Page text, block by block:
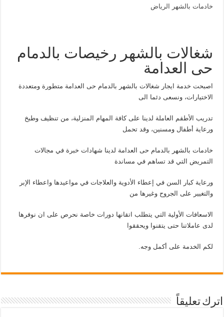
خادمات بالشهر الرياض
شغالات بالشهر رخيصات بالدمام
حى العدامة
اصبحت خدمة ايجار شغالات بالشهر بالدمام حى العدامة متطورة ومتعددة
الاختيارات، ونسعى دئما الى
تدريب الأطقم العاملة لدينا على كافة المهام المنزلية، من تنظيف وطبخ
ورعاية أطفال ومسنين، وقد تحمل
خادمات بالشهر بالدمام حى العدامة لدينا شهادات خبرة في مجالات
التمريض التي قد تساهم في مساندة
ورعاية كبار السن في إعطاء الأدوية والعلاجات في مواعيدها واعطاء الإبر
والتغيير على الجروح وغيرها من
الاسعافات الأولية التي يتطلب اتقانها دورات خاصة نحرص على ان نوفرها
لدى عاملاتنا حتى يتقنوا ويحققوا
لكم الخدمة على أكمل وجه.
اترك تعليقاً